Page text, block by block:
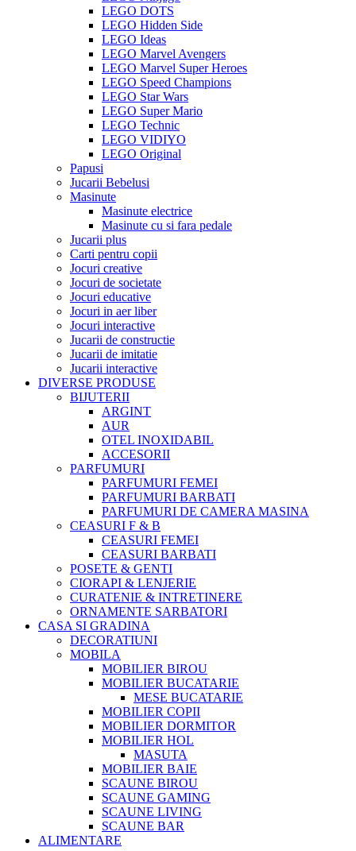
LEGO DOTS
LEGO Hidden Side
LEGO Ideas
LEGO Marvel Avengers
LEGO Marvel Super Heroes
LEGO Speed Champions
LEGO Star Wars
LEGO Super Mario
LEGO Technic
LEGO VIDIYO
LEGO Original
Papusi
Jucarii Bebelusi
Masinute
Masinute electrice
Masinute cu si fara pedale
Jucarii plus
Carti pentru copii
Jocuri creative
Jocuri de societate
Jocuri educative
Jocuri in aer liber
Jocuri interactive
Jucarii de constructie
Jucarii de imitatie
Jucarii interactive
DIVERSE PRODUSE
BIJUTERII
ARGINT
AUR
OTEL INOXIDABIL
ACCESORII
PARFUMURI
PARFUMURI FEMEI
PARFUMURI BARBATI
PARFUMURI DE CAMERA MASINA
CEASURI F & B
CEASURI FEMEI
CEASURI BARBATI
POSETE & GENTI
CIORAPI & LENJERIE
CURATENIE & INTRETINERE
ORNAMENTE SARBATORI
CASA SI GRADINA
DECORATIUNI
MOBILA
MOBILIER BIROU
MOBILIER BUCATARIE
MESE BUCATARIE
MOBILIER COPII
MOBILIER DORMITOR
MOBILIER HOL
MASUTA
MOBILIER BAIE
SCAUNE BIROU
SCAUNE GAMING
SCAUNE LIVING
SCAUNE BAR
ALIMENTARE